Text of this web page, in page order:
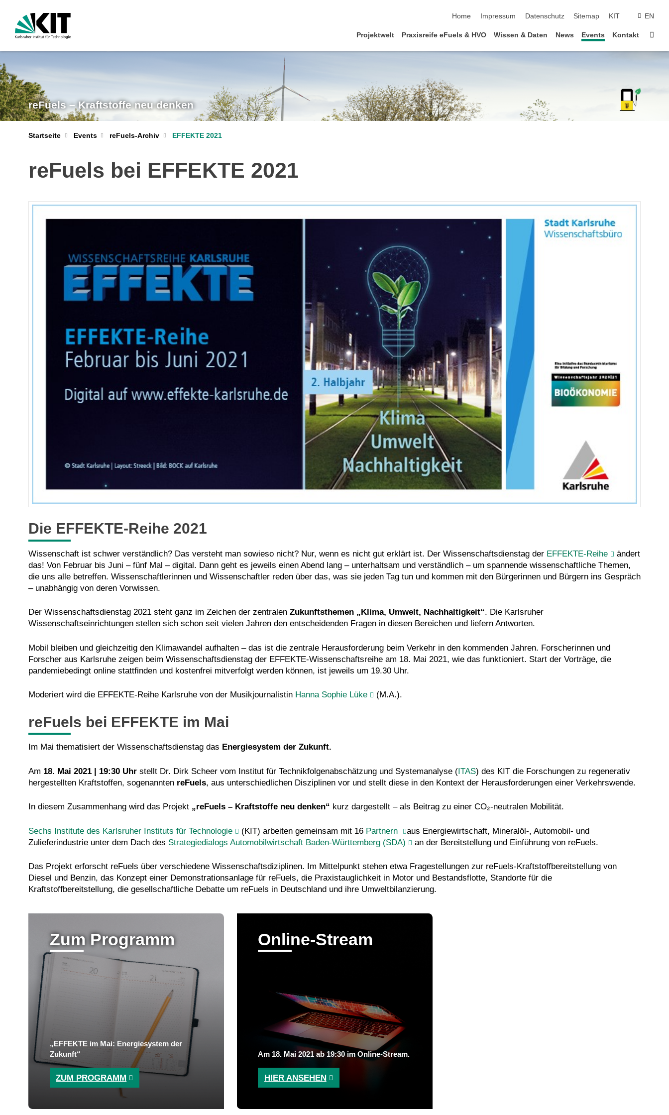
Home
Impressum Datenschutz Sitemap KIT EN
Projektwelt Praxisreife eFuels & HVO Wissen & Daten News Events Kontakt
reFuels – Kraftstoffe neu denken
Startseite Events reFuels-Archiv EFFEKTE 2021
reFuels bei EFFEKTE 2021
Die EFFEKTE-Reihe 2021
Wissenschaft ist schwer verständlich? Das versteht man sowieso nicht? Nur, wenn es nicht gut erklärt ist. Der Wissenschaftsdienstag der EFFEKTE-Reihe
ändert
das! Von Februar bis Juni – fünf Mal – digital. Dann geht es jeweils einen Abend lang – unterhaltsam und verständlich – um spannende wissenschaftliche Themen,
die uns alle betreffen. Wissenschaftlerinnen und Wissenschaftler reden über das, was sie jeden Tag tun und kommen mit den Bürgerinnen und Bürgern ins Gespräch
– unabhängig von deren Vorwissen.
Der Wissenschaftsdienstag 2021 steht ganz im Zeichen der zentralen Zukunftsthemen „Klima, Umwelt, Nachhaltigkeit“. Die Karlsruher
Wissenschaftseinrichtungen stellen sich schon seit vielen Jahren den entscheidenden Fragen in diesen Bereichen und liefern Antworten.
Mobil bleiben und gleichzeitig den Klimawandel aufhalten – das ist die zentrale Herausforderung beim Verkehr in den kommenden Jahren. Forscherinnen und
Forscher aus Karlsruhe zeigen beim Wissenschaftsdienstag der EFFEKTE-Wissenschaftsreihe am 18. Mai 2021, wie das funktioniert. Start der Vorträge, die
pandemiebedingt online stattfinden und kostenfrei mitverfolgt werden können, ist jeweils um 19.30 Uhr.
Moderiert wird die EFFEKTE-Reihe Karlsruhe von der Musikjournalistin Hanna Sophie Lüke (M.A.).
reFuels bei EFFEKTE im Mai
Im Mai thematisiert der Wissenschaftsdienstag das Energiesystem der Zukunft.
Am 18. Mai 2021 | 19:30 Uhr stellt Dr. Dirk Scheer vom Institut für Technikfolgenabschätzung und Systemanalyse (ITAS) des KIT die Forschungen zu regenerativ
hergestellten Kraftstoffen, sogenannten reFuels, aus unterschiedlichen Disziplinen vor und stellt diese in den Kontext der Herausforderungen einer Verkehrswende.
In diesem Zusammenhang wird das Projekt „reFuels – Kraftstoffe neu denken“ kurz dargestellt – als Beitrag zu einer CO₂-neutralen Mobilität.
Sechs Institute des Karlsruher Instituts für Technologie (KIT) arbeiten gemeinsam mit 16 Partnern
aus Energiewirtschaft, Mineralöl-, Automobil- und
Zulieferindustrie unter dem Dach des Strategiedialogs Automobilwirtschaft Baden-Württemberg (SDA) an der Bereitstellung und Einführung von reFuels.
Das Projekt erforscht reFuels über verschiedene Wissenschaftsdiziplinen. Im Mittelpunkt stehen etwa Fragestellungen zur reFuels-Kraftstoffbereitstellung von
Diesel und Benzin, das Konzept einer Demonstrationsanlage für reFuels, die Praxistauglichkeit in Motor und Bestandsflotte, Standorte für die
Kraftstoffbereitstellung, die gesellschaftliche Debatte um reFuels in Deutschland und ihre Umweltbilanzierung.
Zum Programm
„EFFEKTE im Mai: Energiesystem der
Zukunft“
ZUM PROGRAMM
Online-Stream
Am 18. Mai 2021 ab 19:30 im Online-Stream.
HIER ANSEHEN